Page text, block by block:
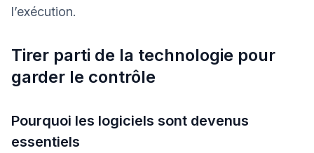
l’exécution.
Tirer parti de la technologie pour
garder le contrôle
Pourquoi les logiciels sont devenus
essentiels